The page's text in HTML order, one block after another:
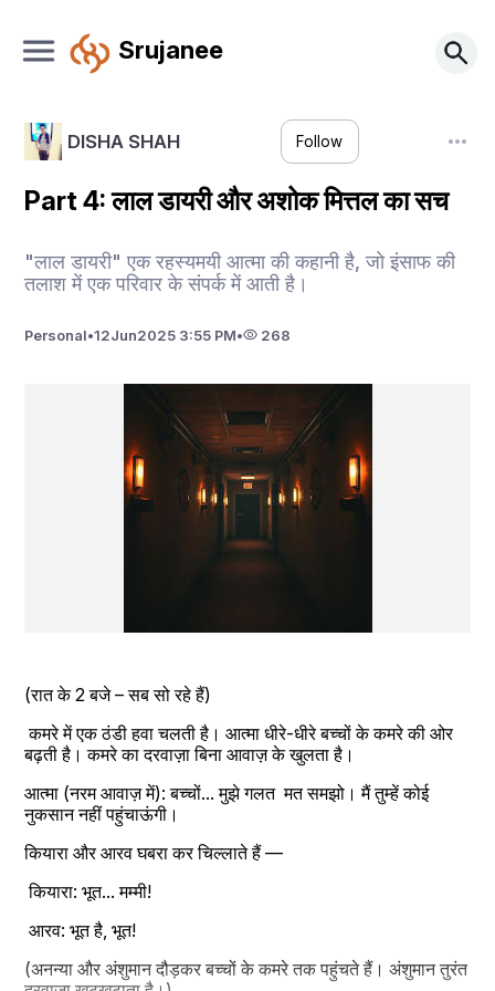
Srujanee
DISHA SHAH Follow
Part 4: लाल डायरी और अशोक मित्तल का सच
"लाल डायरी" एक रहस्यमयी आत्मा की कहानी है, जो इंसाफ की
तलाश में एक परिवार के संपर्क में आती है।
Personal•12Jun2025 3:55 PM• 268
(रात के 2 बजे – सब सो रहे हैं)
कमरे में एक ठंडी हवा चलती है। आत्मा धीरे-धीरे बच्चों के कमरे की ओर
बढ़ती है। कमरे का दरवाज़ा बिना आवाज़ के खुलता है।
आत्मा (नरम आवाज़ में): बच्चों... मुझे गलत  मत समझो। मैं तुम्हें कोई
नुकसान नहीं पहुंचाऊंगी।
कियारा और आरव घबरा कर चिल्लाते हैं —
कियारा: भूत... मम्मी!
आरव: भूत है, भूत!
(अनन्या और अंशुमान दौड़कर बच्चों के कमरे तक पहुंचते हैं। अंशुमान तुरंत